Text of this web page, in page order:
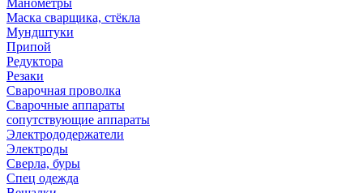
Манометры
Маска сварщика, стёкла
Мундштуки
Припой
Редуктора
Резаки
Сварочная проволка
Сварочные аппараты
сопутствующие аппараты
Электрододержатели
Электроды
Сверла, буры
Спец одежда